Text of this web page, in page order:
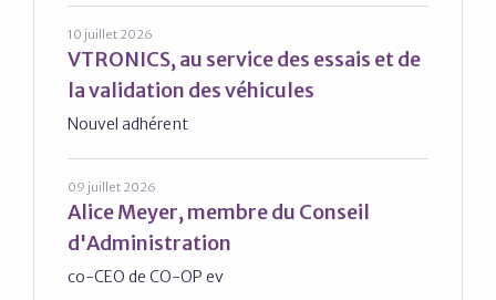
10 juillet 2026
VTRONICS, au service des essais et de
la validation des véhicules
Nouvel adhérent
09 juillet 2026
Alice Meyer, membre du Conseil
d'Administration
co-CEO de CO-OP ev